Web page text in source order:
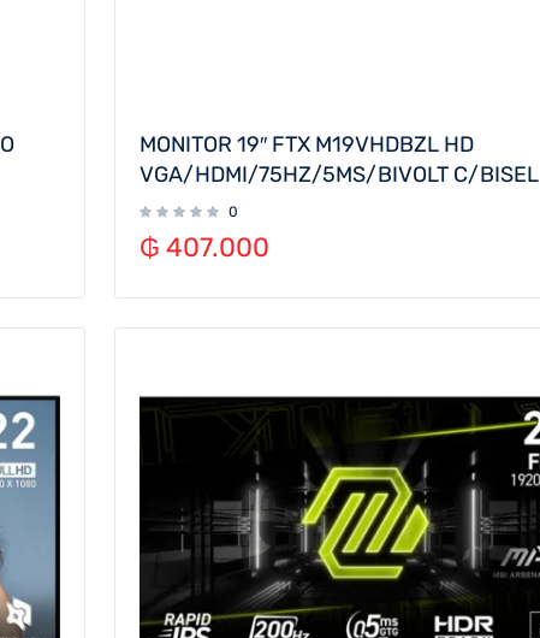
MONITOR 19″ FTX M19VHDBZL HD
VGA/HDMI/75HZ/5MS/BIVOLT C/BISEL
0
₲ 407.000